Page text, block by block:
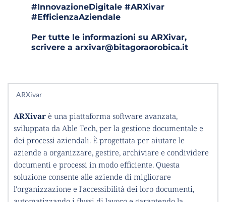
#InnovazioneDigitale #ARXivar
#EfficienzaAziendale
Per tutte le informazioni su ARXivar,
scrivere a arxivar@bitagoraorobica.it
ARXivar
ARXivar è una piattaforma software avanzata,
sviluppata da Able Tech, per la gestione documentale e
dei processi aziendali. È progettata per aiutare le
aziende a organizzare, gestire, archiviare e condividere
documenti e processi in modo efficiente. Questa
soluzione consente alle aziende di migliorare
l'organizzazione e l'accessibilità dei loro documenti,